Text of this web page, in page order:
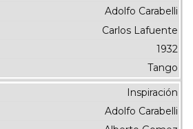
Adolfo Carabelli
Carlos Lafuente
1932
Tango
Inspiración
Adolfo Carabelli